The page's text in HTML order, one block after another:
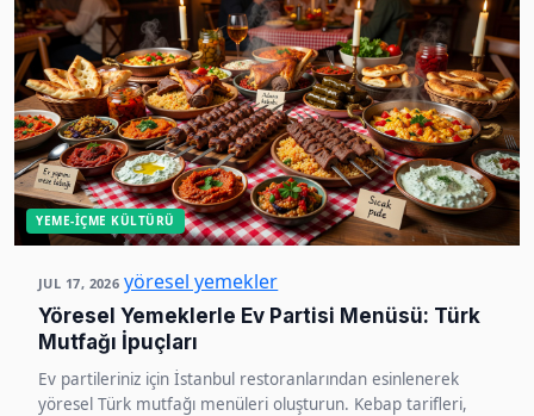
YEME-İÇME KÜLTÜRÜ
JUL 17, 2026 yöresel yemekler
Yöresel Yemeklerle Ev Partisi Menüsü: Türk
Mutfağı İpuçları
Ev partileriniz için İstanbul restoranlarından esinlenerek
yöresel Türk mutfağı menüleri oluşturun. Kebap tarifleri,